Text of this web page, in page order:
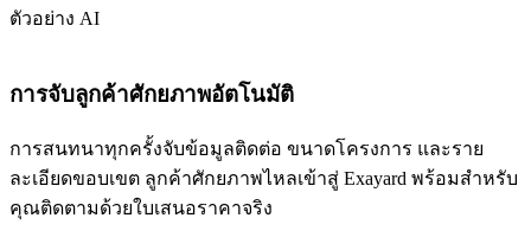
ตัวอย่าง AI
การจับลูกค้าศักยภาพอัตโนมัติ
การสนทนาทุกครั้งจับข้อมูลติดต่อ ขนาดโครงการ และราย
ละเอียดขอบเขต ลูกค้าศักยภาพไหลเข้าสู่ Exayard พร้อมสำหรับ
คุณติดตามด้วยใบเสนอราคาจริง